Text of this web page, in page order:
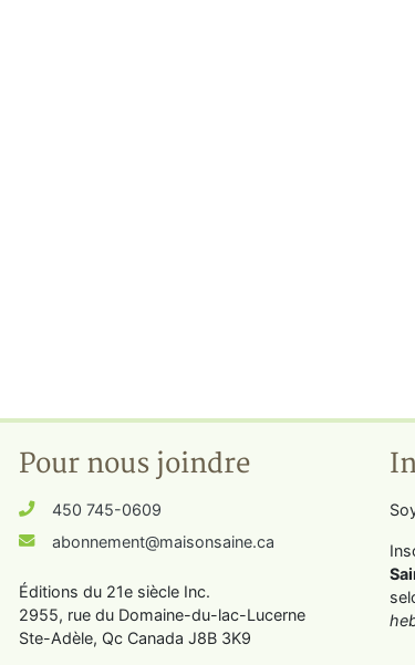
Pour nous joindre
450 745-0609
abonnement@maisonsaine.ca
Éditions du 21e siècle Inc.
2955, rue du Domaine-du-lac-Lucerne
Ste-Adèle, Qc Canada J8B 3K9